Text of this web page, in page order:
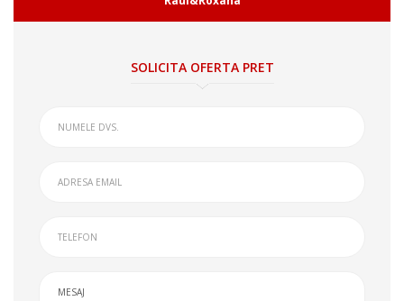
SOLICITA OFERTA PRET